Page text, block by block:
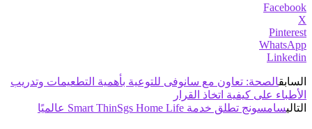
Facebook
X
Pinterest
WhatsApp
Linkedin
السابقالصحة: تعاون مع سانوفى للتوعية بأهمية التطعيمات وتدريب
الأطباء على كيفية اتخاذ القرار
التاليسامسونج تطلق خدمة Smart ThinSgs Home Life عالميًا